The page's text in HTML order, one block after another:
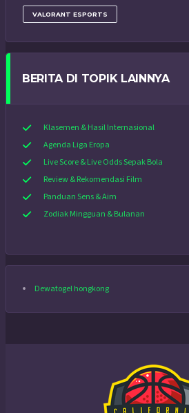
VALORANT ESPORTS
BERITA DI TOPIK LAINNYA
Klasemen & Hasil Internasional
Agenda Liga Eropa
Live Score & Live Odds Sepak Bola
Review & Rekomendasi Film
Panduan Sens & Aim
Zodiak Mingguan & Bulanan
Dewatogel hongkong